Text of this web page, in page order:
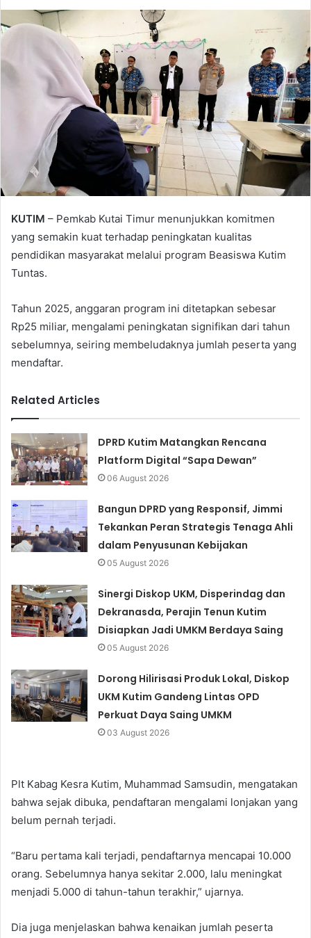
n
e
m
a
i
l
KUTIM – Pemkab Kutai Timur menunjukkan komitmen
yang semakin kuat terhadap peningkatan kualitas
pendidikan masyarakat melalui program Beasiswa Kutim
Tuntas.
Tahun 2025, anggaran program ini ditetapkan sebesar
Rp25 miliar, mengalami peningkatan signifikan dari tahun
sebelumnya, seiring membeludaknya jumlah peserta yang
mendaftar.
Related Articles
DPRD Kutim Matangkan Rencana
Platform Digital “Sapa Dewan”
06 August 2026
Bangun DPRD yang Responsif, Jimmi
Tekankan Peran Strategis Tenaga Ahli
dalam Penyusunan Kebijakan
05 August 2026
Sinergi Diskop UKM, Disperindag dan
Dekranasda, Perajin Tenun Kutim
Disiapkan Jadi UMKM Berdaya Saing
05 August 2026
Dorong Hilirisasi Produk Lokal, Diskop
UKM Kutim Gandeng Lintas OPD
Perkuat Daya Saing UMKM
03 August 2026
Plt Kabag Kesra Kutim, Muhammad Samsudin, mengatakan
bahwa sejak dibuka, pendaftaran mengalami lonjakan yang
belum pernah terjadi.
“Baru pertama kali terjadi, pendaftarnya mencapai 10.000
orang. Sebelumnya hanya sekitar 2.000, lalu meningkat
menjadi 5.000 di tahun-tahun terakhir,” ujarnya.
Dia juga menjelaskan bahwa kenaikan jumlah peserta